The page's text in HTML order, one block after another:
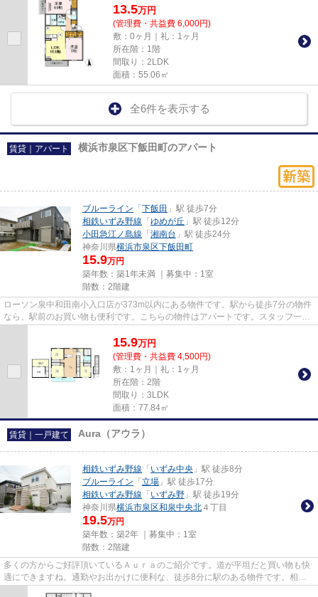
13.5万円
(管理費・共益費 6,000円)
敷：0ヶ月｜礼：1ヶ月
所在階：1階
間取り：2LDK
面積：55.06㎡
全6件を表示する
賃貸｜アパート 横浜市泉区下飯田町のアパート
ブルーライン 「 下飯田 」駅 徒歩7分
相鉄いずみ野線 「 ゆめが丘 」駅 徒歩12分
小田急江ノ島線 「 湘南台 」駅 徒歩24分
神奈川県横浜市泉区下飯田町
15.9万円
築年数：築1年未満 ｜募集中： 1室
階数：2階建
ローソン泉中和田南小入口店が373m以内にある物件です。駅から徒歩7分の物件
なら、駅前のお買い物も便利です。こちらの物件はアパートです。スタッフ一
15.9万円
(管理費・共益費 4,500円)
敷：1ヶ月｜礼：1ヶ月
所在階：2階
間取り：3LDK
面積：77.84㎡
賃貸｜一戸建て Aura（アウラ）
相鉄いずみ野線 「 いずみ中央 」駅 徒歩8分
ブルーライン 「 立場 」駅 徒歩17分
相鉄いずみ野線 「 いずみ野 」駅 徒歩19分
神奈川県横浜市泉区和泉中央北 ４丁目
19.5万円
築年数：築2年 ｜募集中： 1室
階数：2階建
多くの方からご好評頂いているＡｕｒａのご紹介です。道が平坦だと買い物も快
適にできますね。通勤やお出かけに便利な、徒歩8分に駅のある物件です。相鉄
いずみ野線いずみ中央近くにて...